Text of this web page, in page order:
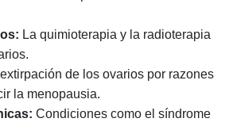
La quimioterapia y la radioterapia
extirpación de los ovarios por razones
la menopausia.
Condiciones como el síndrome